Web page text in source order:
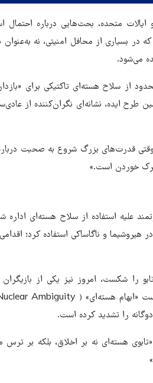
متحده، بحث‌هایی درباره احتمال
در بسیاری از محافل امنیتی، نه به‌عنوان
می‌شود.
از سلاح هسته‌ای تاکتیکی برای
طرح ایده، نشانه‌ای نگران‌کننده از
قدرت‌های بزرگ شروع به صحبت
ترک خوردن است.»
قدرتمند علیه استفاده از سلاح هسته‌ای
هیروشیما و ناگاساکی استفاده کرد؛
را شکست، امروز نیز یکی از
را تشدید کرده است.
هسته‌ای نه بر اخلاق، بلکه بر ترس
هماهنگی محور مقاومت،
در منطقه درمانده کرد